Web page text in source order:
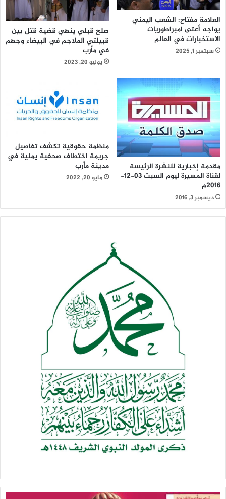
العلامة مفتاح: الشعب اليمني
يواجه أعتى امبراطوريات
الاستخبارات في العالم
سبتمبر 1, 2025
صلح قبلي ينهي قضية قتل بين
قبيلتي الملاجم في البيضاء وجهم
في مأرب
يوليو 20, 2023
مقدمة إخبارية للنشرة الرئيسة
لقناة المسيرة ليوم السبت 03-12-
2016م
ديسمبر 3, 2016
منظمة حقوقية تكشف تفاصيل
جريمة اختطاف صحفية يمنية في
مدينة مأرب
مايو 20, 2022